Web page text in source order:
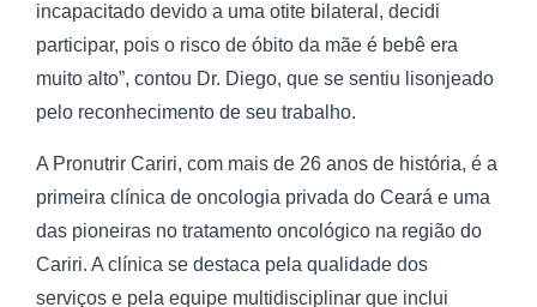
incapacitado devido a uma otite bilateral, decidi
participar, pois o risco de óbito da mãe é bebê era
muito alto”, contou Dr. Diego, que se sentiu lisonjeado
pelo reconhecimento de seu trabalho.
A Pronutrir Cariri, com mais de 26 anos de história, é a
primeira clínica de oncologia privada do Ceará e uma
das pioneiras no tratamento oncológico na região do
Cariri. A clínica se destaca pela qualidade dos
serviços e pela equipe multidisciplinar que inclui